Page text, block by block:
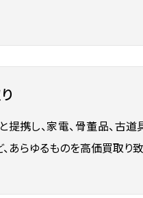
携し、家電、骨董品、古道
あらゆるものを高価買取り致